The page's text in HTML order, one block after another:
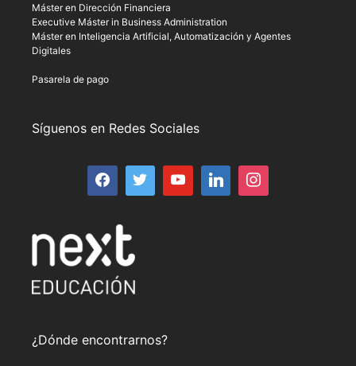
Máster en Dirección Financiera
Executive Máster in Business Administration
Máster en Inteligencia Artificial, Automatización y Agentes
Digitales
Pasarela de pago
Síguenos en Redes Sociales
¿Dónde encontrarnos?